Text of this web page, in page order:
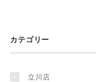
カテゴリー
立川店